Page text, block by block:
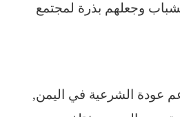
وجعلهم بذرة لمجتمع
عودة الشرعية في اليمن,